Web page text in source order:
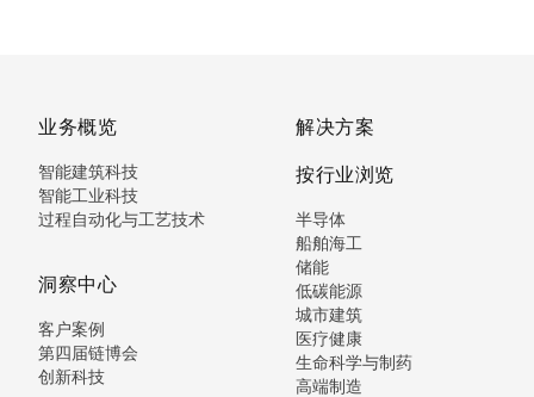
业务概览
智能建筑科技
智能工业科技
过程自动化与工艺技术
洞察中心
客户案例
第四届链博会
创新科技
解决方案
按行业浏览
半导体
船舶海工
储能
低碳能源
城市建筑
医疗健康
生命科学与制药
高端制造